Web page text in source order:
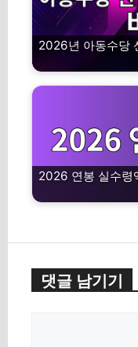
2026년 아동수당
2026 연봉 실수령
댓글 남기기